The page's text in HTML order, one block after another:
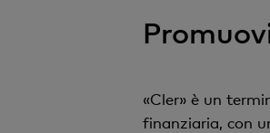
«Cler» è un
finanziaria, con